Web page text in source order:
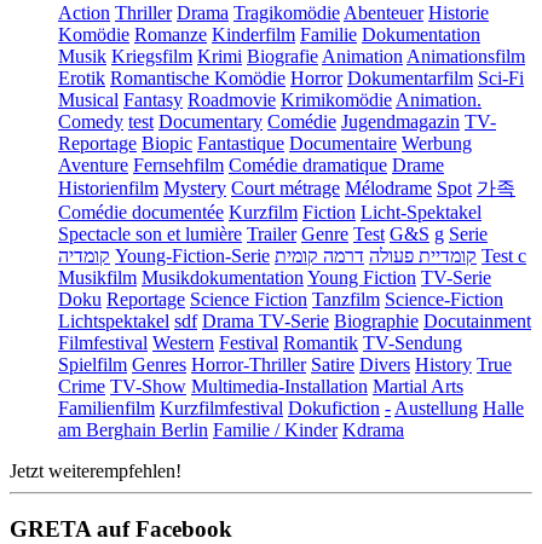
Action Thriller Drama Tragikomödie Abenteuer Historie
Komödie Romanze Kinderfilm Familie Dokumentation
Musik Kriegsfilm Krimi Biografie Animation Animationsfilm
Erotik Romantische Komödie Horror Dokumentarfilm Sci-Fi
Musical Fantasy Roadmovie Krimikomödie Animation.
Comedy test Documentary Comédie Jugendmagazin TV-
Reportage Biopic Fantastique Documentaire Werbung
Aventure Fernsehfilm Comédie dramatique Drame
Historienfilm Mystery Court métrage Mélodrame Spot 가족
Comédie documentée Kurzfilm Fiction Licht-Spektakel
Spectacle son et lumière Trailer Genre Test G&S g Serie
קומדיה Young-Fiction-Serie קומדיית פעולה דרמה קומית
Test c
Musikfilm Musikdokumentation Young Fiction TV-Serie
Doku Reportage Science Fiction Tanzfilm Science-Fiction
Lichtspektakel sdf Drama TV-Serie Biographie Docutainment
Filmfestival Western Festival Romantik TV-Sendung
Spielfilm Genres Horror-Thriller Satire Divers History True
Crime TV-Show Multimedia-Installation Martial Arts
Familienfilm Kurzfilmfestival Dokufiction - Austellung Halle
am Berghain Berlin Familie / Kinder Kdrama
Jetzt weiterempfehlen!
GRETA auf Facebook